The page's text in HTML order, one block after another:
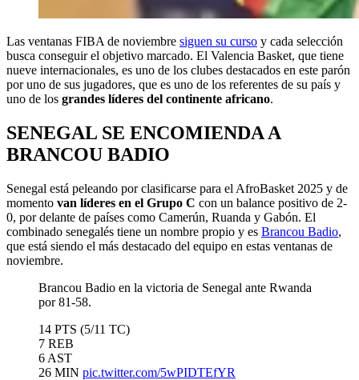
Las ventanas FIBA de noviembre siguen su curso y cada selección
busca conseguir el objetivo marcado. El Valencia Basket, que tiene
nueve internacionales, es uno de los clubes destacados en este parón
por uno de sus jugadores, que es uno de los referentes de su país y
uno de los grandes líderes del continente africano.
SENEGAL SE ENCOMIENDA A
BRANCOU BADIO
Senegal está peleando por clasificarse para el AfroBasket 2025 y de
momento van líderes en el Grupo C con un balance positivo de 2-
0, por delante de países como Camerún, Ruanda y Gabón. El
combinado senegalés tiene un nombre propio y es Brancou Badio,
que está siendo el más destacado del equipo en estas ventanas de
noviembre.
Brancou Badio en la victoria de Senegal ante Rwanda
por 81-58.
14 PTS (5/11 TC)
7 REB
6 AST
26 MIN pic.twitter.com/5wPIDTEfYR